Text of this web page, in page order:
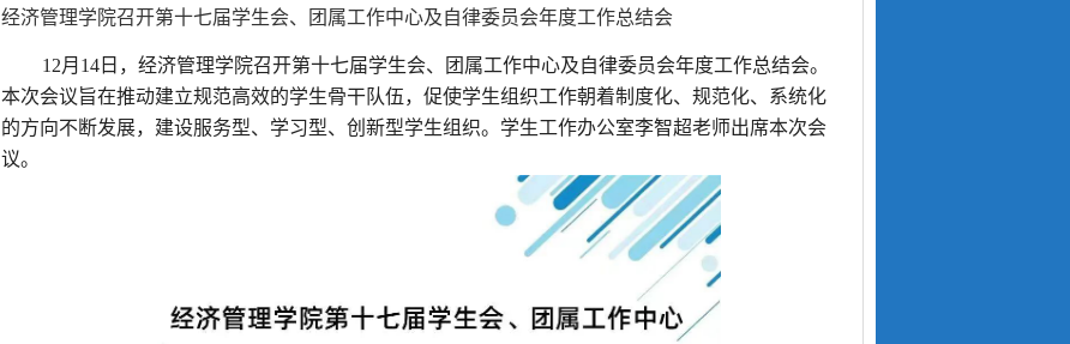
经济管理学院召开第十七届学生会、团属工作中心及自律委员会年度工作总结会
12月14日，经济管理学院召开第十七届学生会、团属工作中心及自律委员会年度工作总结会。
本次会议旨在推动建立规范高效的学生骨干队伍，促使学生组织工作朝着制度化、规范化、系统化
的方向不断发展，建设服务型、学习型、创新型学生组织。学生工作办公室李智超老师出席本次会
议。